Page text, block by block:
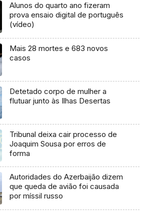
Alunos do quarto ano fizeram
prova ensaio digital de português
(vídeo)
Mais 28 mortes e 683 novos
casos
Detetado corpo de mulher a
flutuar junto às Ilhas Desertas
Tribunal deixa cair processo de
Joaquim Sousa por erros de
forma
Autoridades do Azerbaijão dizem
que queda de avião foi causada
por míssil russo